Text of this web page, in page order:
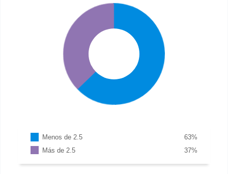
Menos de 2.5 %
63
Más de 2.5
%
37